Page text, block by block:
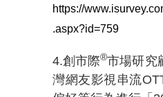
https://
.aspx?id=759
4.創市際®市場研究
灣網友影視串流